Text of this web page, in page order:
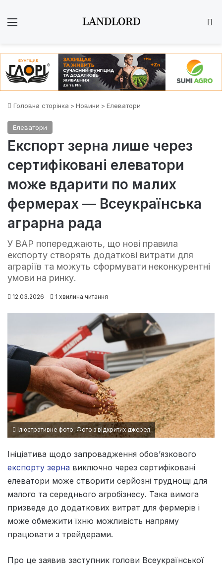
Головна сторінка > Новини > Елеватори
Елеватори
Експорт зерна лише через
сертифіковані елеватори
може вдарити по малих
фермерах — Всеукраїнська
аграрна рада
У ВАР попереджають, що нові правила
експорту створять додаткові витрати для
аграріїв та можуть сформувати неконкурентні
умови на ринку.
12.03.2026 1 хвилина читання
Ілюстративне фото. Фото з відкритих джерел
Ініціатива щодо запровадження обов’язкового
експорту зерна виключно через сертифіковані
елеватори може створити серйозні труднощі для
малого та середнього агробізнесу. Така вимога
призведе до додаткових витрат для фермерів і
може обмежити їхню можливість напряму
працювати з трейдерами.
Про це заявив заступник голови Всеукраїнської